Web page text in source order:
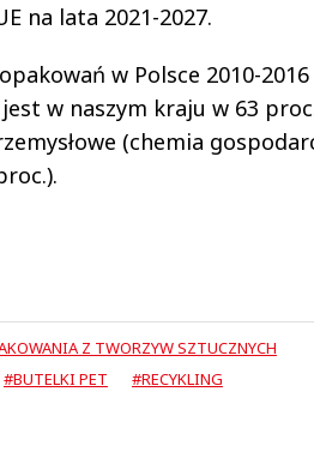
na lata 2021-2027.
w Polsce 2010-
w naszym kraju w 63
(chemia
Z TWORZYW SZTUCZNYCH
#BUTELKI PET #RECYKLING